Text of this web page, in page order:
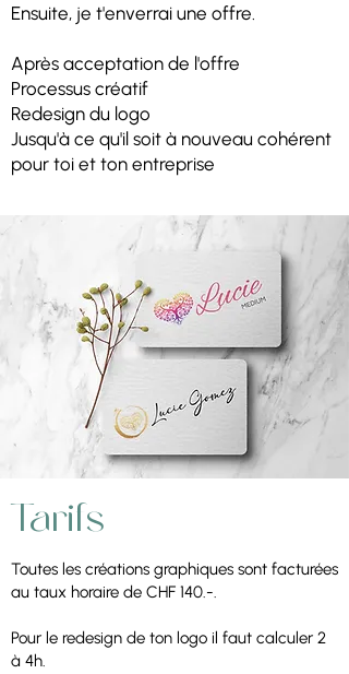
Ensuite, je t'enverrai une offre.
Après acceptation de l'offre
Processus créatif
Redesign du logo
Jusqu'à ce qu'il soit à nouveau cohérent
pour toi et ton entreprise
Tarifs
Toutes les créations graphiques sont facturées
au taux horaire de CHF 140.-.
Pour le redesign de ton logo il faut calculer 2
à 4h.